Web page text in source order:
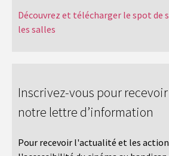
Découvrez et télécharger le spot de
les salles
Inscrivez-vous pour
notre lettre d’information
Pour recevoir l'actualité et les